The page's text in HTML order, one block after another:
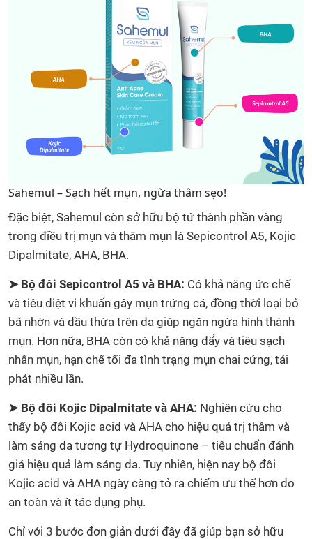
Sahemul – Sạch hết mụn, ngừa thâm sẹo!
Đặc biệt, Sahemul còn sở hữu bộ tứ thành phần vàng
trong điều trị mụn và thâm mụn là Sepicontrol A5, Kojic
Dipalmitate, AHA, BHA.
➤ Bộ đôi Sepicontrol A5 và BHA: Có khả năng ức chế
và tiêu diệt vi khuẩn gây mụn trứng cá, đồng thời loại bỏ
bã nhờn và dầu thừa trên da giúp ngăn ngừa hình thành
mụn. Hơn nữa, BHA còn có khả năng đẩy và tiêu sạch
nhân mụn, hạn chế tối đa tình trạng mụn chai cứng, tái
phát nhiều lần.
➤ Bộ đôi Kojic Dipalmitate và AHA: Nghiên cứu cho
thấy bộ đôi Kojic acid và AHA cho hiệu quả trị thâm và
làm sáng da tương tự Hydroquinone – tiêu chuẩn đánh
giá hiệu quả làm sáng da. Tuy nhiên, hiện nay bộ đôi
Kojic acid và AHA ngày càng tỏ ra chiếm ưu thế hơn do
an toàn và ít tác dụng phụ.
Chỉ với 3 bước đơn giản dưới đây đã giúp bạn sở hữu